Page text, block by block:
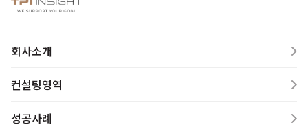
회사소개
컨설팅영역
성공사례